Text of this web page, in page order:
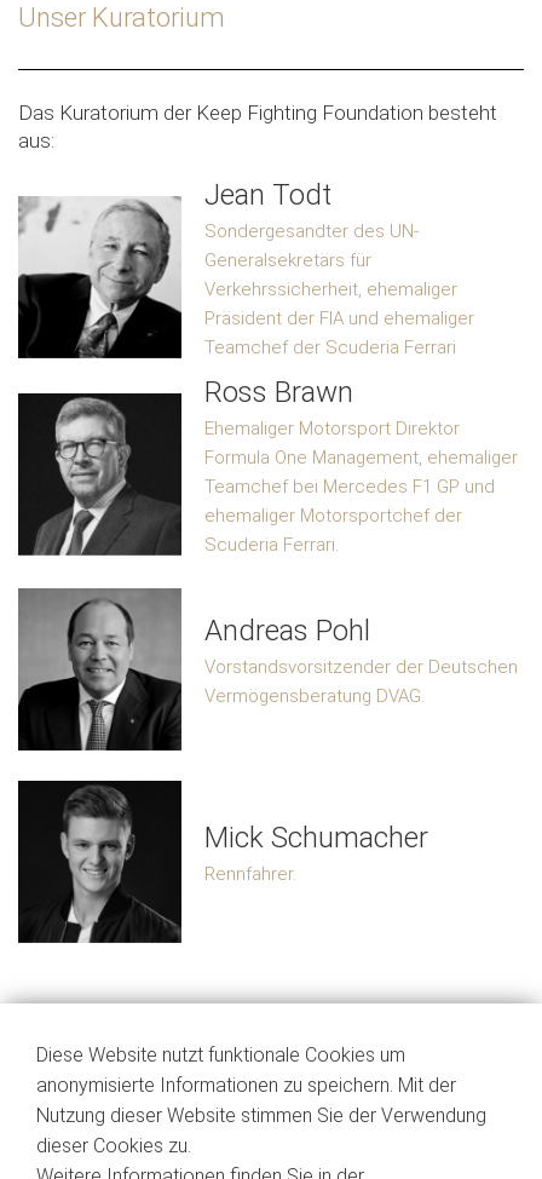
Unser Kuratorium
Das Kuratorium der Keep Fighting Foundation besteht
aus:
Jean Todt
Sondergesandter des UN-
Generalsekretärs für
Verkehrssicherheit, ehemaliger
Präsident der FIA und ehemaliger
Teamchef der Scuderia Ferrari
Ross Brawn
Ehemaliger Motorsport Direktor
Formula One Management, ehemaliger
Teamchef bei Mercedes F1 GP und
ehemaliger Motorsportchef der
Scuderia Ferrari.
Andreas Pohl
Vorstandsvorsitzender der Deutschen
Vermögensberatung DVAG.
Mick Schumacher
Rennfahrer.
Diese Website nutzt funktionale Cookies um
anonymisierte Informationen zu speichern. Mit der
Nutzung dieser Website stimmen Sie der Verwendung
dieser Cookies zu.